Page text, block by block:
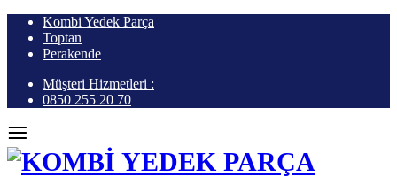
Kombi Yedek Parça
Toptan
Perakende
Müşteri Hizmetleri :
0850 255 20 70